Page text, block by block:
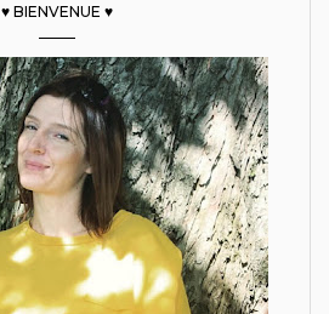
♥ BIENVENUE ♥